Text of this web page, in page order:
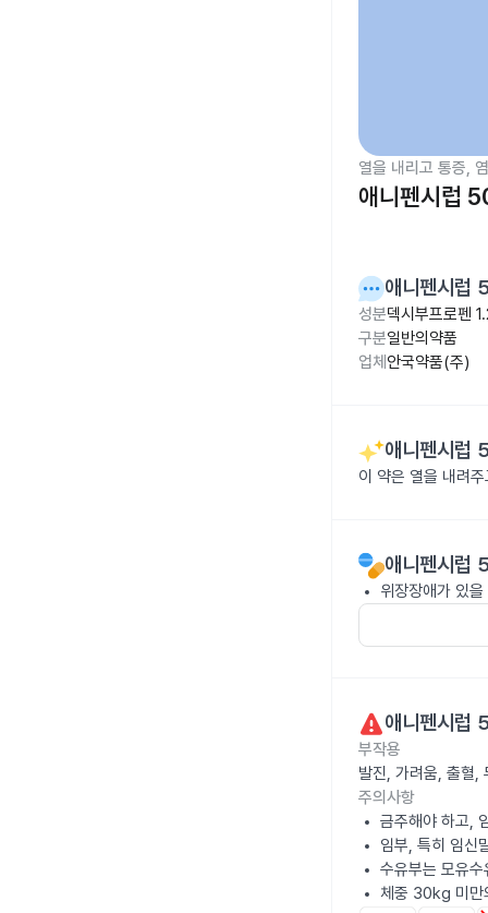
열을 내리고 통증,
애니펜시럽
애니펜시럽
성분덱시부프로펜
구분일반의약품
업체 안국약품(주)
애니펜시럽
이 약은 열을 내려
애니펜시럽
위장장애가 있
애니펜시럽
부작용
발진, 가려움, 출혈,
주의사항
금주해야 하고,
임부, 특히 임신
수유부는 모유
체중 30kg 미만